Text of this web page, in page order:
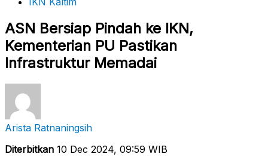
ASN Bersiap Pindah ke IKN,
Kementerian PU Pastikan
Infrastruktur Memadai
Arista Ratnaningsih
Diterbitkan 10 Dec 2024, 09:59 WIB